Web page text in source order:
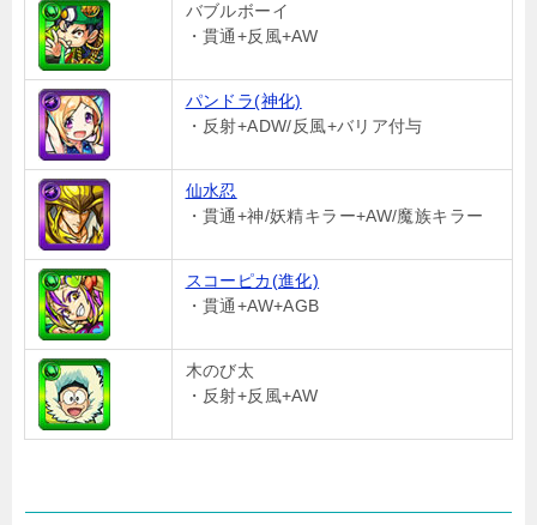
バブルボーイ
・貫通+反風+AW
パンドラ(神化)
・反射+ADW/反風+バリア付与
仙水忍
・貫通+神/妖精キラー+AW/魔族キラー
スコーピカ(進化)
・貫通+AW+AGB
木のび太
・反射+反風+AW